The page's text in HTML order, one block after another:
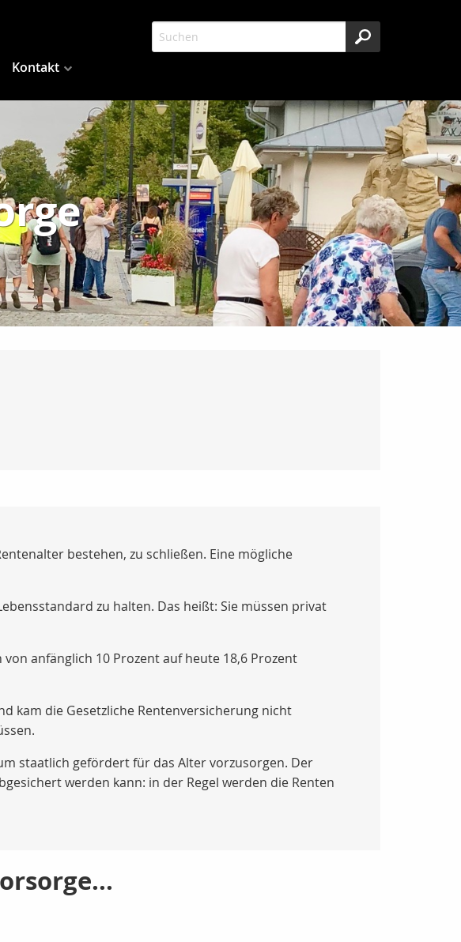
Kontakt
bestehen, zu schließen. Eine mögliche
zu halten. Das heißt: Sie müssen privat
anfänglich 10 Prozent auf heute 18,6 Prozent
kam die Gesetzliche Rentenversicherung nicht
staatlich gefördert für das Alter vorzusorgen. Der
werden kann: in der Regel werden die Renten